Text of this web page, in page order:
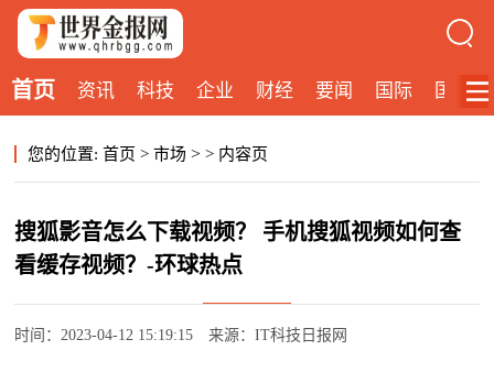
首页 资讯 科技 企业 财经 要闻 国际 国内
您的位置: 首页 > 市场 > > 内容页
搜狐影音怎么下载视频？ 手机搜狐视频如何查
看缓存视频？-环球热点
时间：2023-04-12 15:19:15 来源：IT科技日报网